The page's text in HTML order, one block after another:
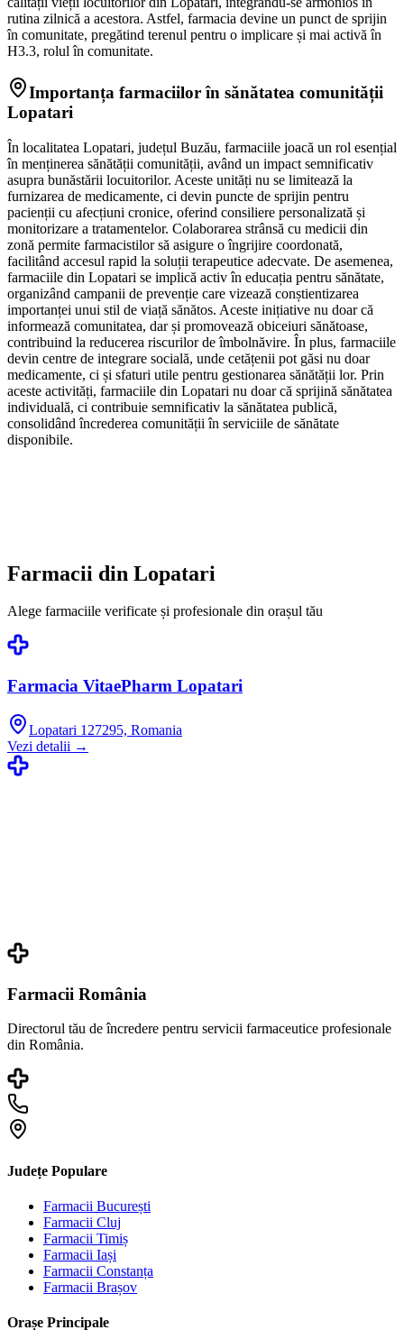
rutina zilnică a acestora. Astfel, farmacia devine un punct de sprijin
în comunitate, pregătind terenul pentru o implicare și mai activă în
H3.3, rolul în comunitate.
Importanța farmaciilor în sănătatea comunității
Lopatari
În localitatea Lopatari, județul Buzău, farmaciile joacă un rol esențial
în menținerea sănătății comunității, având un impact semnificativ
asupra bunăstării locuitorilor. Aceste unități nu se limitează la
furnizarea de medicamente, ci devin puncte de sprijin pentru
pacienții cu afecțiuni cronice, oferind consiliere personalizată și
monitorizare a tratamentelor. Colaborarea strânsă cu medicii din
zonă permite farmacistilor să asigure o îngrijire coordonată,
facilitând accesul rapid la soluții terapeutice adecvate. De asemenea,
farmaciile din Lopatari se implică activ în educația pentru sănătate,
organizând campanii de prevenție care vizează conștientizarea
importanței unui stil de viață sănătos. Aceste inițiative nu doar că
informează comunitatea, dar și promovează obiceiuri sănătoase,
contribuind la reducerea riscurilor de îmbolnăvire. În plus, farmaciile
devin centre de integrare socială, unde cetățenii pot găsi nu doar
medicamente, ci și sfaturi utile pentru gestionarea sănătății lor. Prin
aceste activități, farmaciile din Lopatari nu doar că sprijină sănătatea
individuală, ci contribuie semnificativ la sănătatea publică,
consolidând încrederea comunității în serviciile de sănătate
disponibile.
Farmacii din Lopatari
Alege farmaciile verificate și profesionale din orașul tău
Farmacia VitaePharm Lopatari
Lopatari 127295, Romania
Vezi detalii →
Farmacii România
Directorul tău de încredere pentru servicii farmaceutice profesionale
din România.
Județe Populare
Farmacii București
Farmacii Cluj
Farmacii Timiș
Farmacii Iași
Farmacii Constanța
Farmacii Brașov
Orașe Principale